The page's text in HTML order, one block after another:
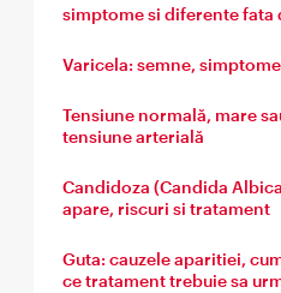
simptome si diferente fata
Varicela: semne,
Tensiune normală, mare
tensiune arterială
Candidoza (Candida
apare, riscuri si tratament
Guta: cauzele aparitiei,
ce tratament trebuie sa